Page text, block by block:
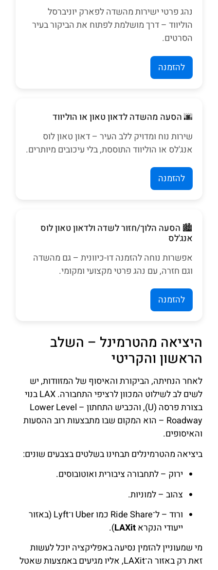
נהג פרטי ישירות מהשדה לפארק יוניברסל
הוליווד – דרך מושלמת לפתוח את הביקור בעיר
הסרטים.
להזמנה
🌆 הסעה מהשדה לדאון טאון או הוליווד
שירות נוח ומדויק ללב העיר – דאון טאון לוס
אנג'לס או הוליווד התוססת, בלי עיכובים מיותרים.
להזמנה
🏙️ הסעה הלוך/חזור לשדה ולדאון טאון לוס
אנג'לס
אפשרות נוחה להזמנה דו-כיוונית – גם מהשדה
וגם חזרה, עם נהג פרטי מקצועי ומקומי.
להזמנה
היציאה מהטרמינל – השלב
הראשון והקריטי
לאחר הנחיתה, הביקורת והאיסוף של המזוודות, יש
לשים לב לשילוט המכוון לרציפי התחבורה. LAX בנוי
בצורת פרסה (U), והכביש התחתון – Lower Level
Roadway – הוא המקום שבו מתבצעות רוב ההסעות
והאיסופים.
ביציאה מהטרמינלים תבחינו בשלטים בצבעים שונים:
ירוק – לתחבורה ציבורית ואוטובוסים.
צהוב – למוניות.
ורוד – ל־Ride Share כמו Uber ו־Lyft (באזור
ייעודי הנקראLAXit
).
מי שמעוניין להזמין נסיעה באפליקציה יוכל לעשות
זאת רק באזור ה־LAXit, אליו מגיעים באמצעות שאטל